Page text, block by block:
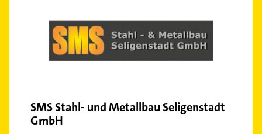
SMS Stahl- und Metallbau Seligenstadt
GmbH